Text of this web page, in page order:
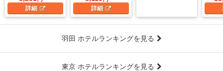
詳細
詳細
羽田 ホテルランキングを見る
東京 ホテルランキングを見る